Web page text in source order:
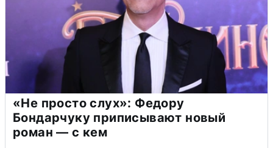
«Не просто слух»: Федору
Бондарчуку приписывают новый
роман — с кем